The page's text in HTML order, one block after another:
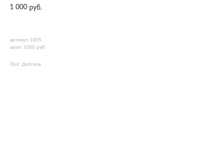
1 000 руб.
артикул 1005
залог 2000 руб.
Пол: Детское